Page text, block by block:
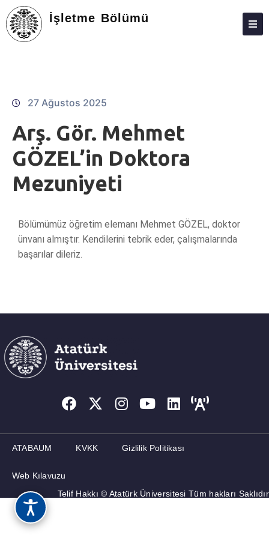
İşletme Bölümü
EĞITIM
ARAŞTIRMA
TOPLUMA KATKI
BILGI BANKASI
MEZUNLAR
27 Ağustos 2025
Arş. Gör. Mehmet
GÖZEL’in Doktora
Mezuniyeti
Bölümümüz öğretim elemanı Mehmet GÖZEL, doktor
ünvanı almıştır. Kendilerini tebrik eder, çalışmalarında
başarılar dileriz.
ATABAUM KVKK Gizlilik Politikası
Web Kılavuzu
Telif Hakkı © Atatürk Üniversitesi Tüm hakları Saklıdır